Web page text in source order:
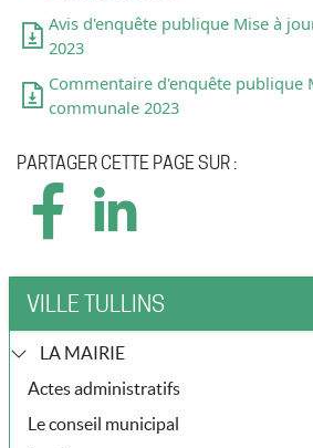
VILLE TULLINS
LA MAIRIE
Actes administratifs
Le conseil municipal
Avis d'enquête publique Mise à
2023
Commentaire d'enquête publique
communale 2023
PARTAGER CETTE PAGE SUR :